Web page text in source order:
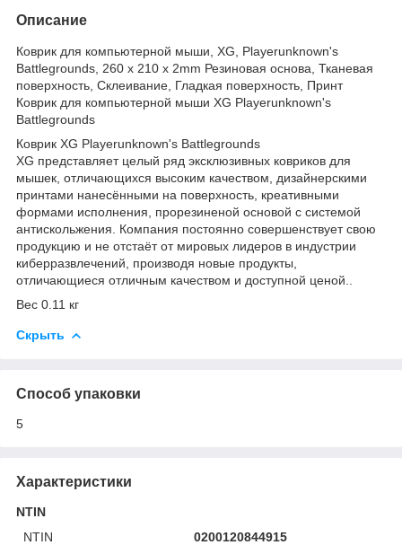
Описание
Коврик для компьютерной мыши, XG, Playerunknown's
Battlegrounds, 260 x 210 x 2mm Резиновая основа, Тканевая
поверхность, Склеивание, Гладкая поверхность, Принт
Коврик для компьютерной мыши XG Playerunknown's
Battlegrounds
Коврик XG Playerunknown's Battlegrounds
XG представляет целый ряд эксклюзивных ковриков для
мышек, отличающихся высоким качеством, дизайнерскими
принтами нанесёнными на поверхность, креативными
формами исполнения, прорезиненой основой с системой
антискольжения. Компания постоянно совершенствует свою
продукцию и не отстаёт от мировых лидеров в индустрии
киберразвлечений, производя новые продукты,
отличающиеся отличным качеством и доступной ценой..
Вес 0.11 кг
Скрыть
Способ упаковки
5
Характеристики
NTIN
NTIN
0200120844915